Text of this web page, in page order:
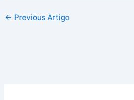
← Previous Artigo